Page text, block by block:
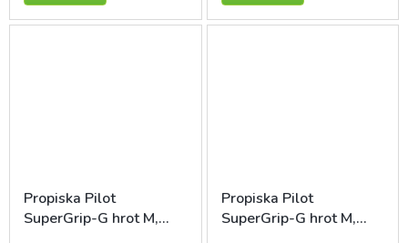
Propiska Pilot
SuperGrip-G hrot M,
Propiska Pilot
SuperGrip-G hrot M,